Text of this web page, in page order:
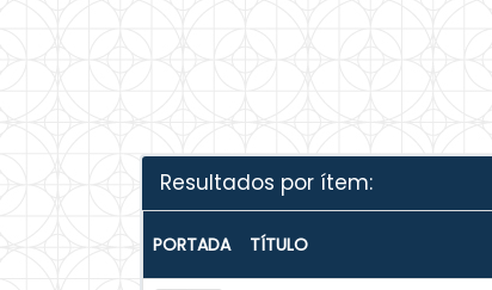
Resultados por ítem:
PORTADA TÍTULO